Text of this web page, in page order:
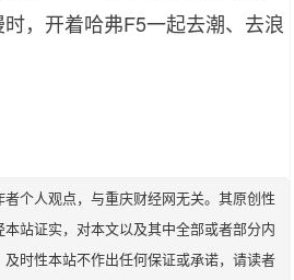
，开着哈弗F5一起去潮、去浪
者个人观点，与重庆财经网无关。其原创性
站证实，对本文以及其中全部或者部分内
时性本站不作出任何保证或承诺，请读者